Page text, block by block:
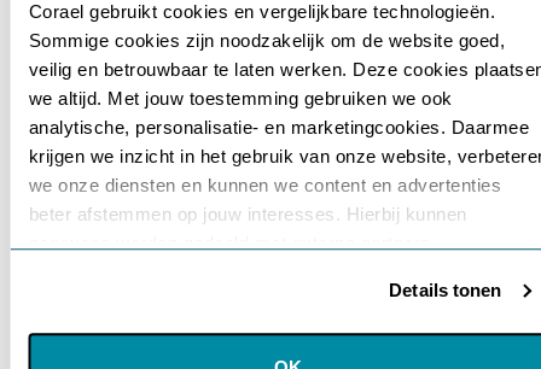
Corael gebruikt cookies en vergelijkbare technologieën.
Sommige cookies zijn noodzakelijk om de website goed,
veilig en betrouwbaar te laten werken. Deze cookies
we altijd. Met jouw toestemming gebruiken we ook
analytische, personalisatie- en marketingcookies. Daarmee
krijgen we inzicht in het gebruik van onze website,
we onze diensten en kunnen we content en advertenties
beter afstemmen op jouw interesses. Hierbij kunnen
Klik op ‘OK’ om alle cookies te accepteren. Kies ‘Alleen
noodzakelijk’ om alleen noodzakelijke cookies toe te staan.
Via ‘Voorkeuren instellen’ kun je per categorie kiezen welke
Details tonen
je
best
(DJB)
Maak
voort
(MV)
Wees
Gebruikersnaam of e-mailadres *
Wachtwoord*
Login